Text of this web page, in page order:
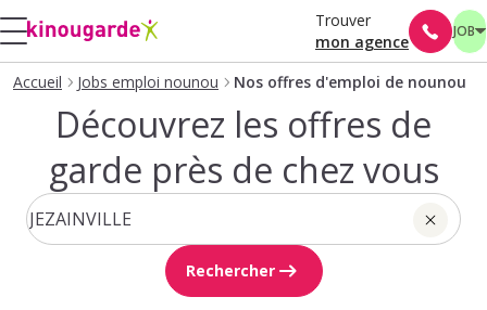
Trouver
mon agence
JOB
Accueil Jobs emploi nounou Nos offres d'emploi de nounou
Découvrez les offres de
garde près de chez vous
Rechercher